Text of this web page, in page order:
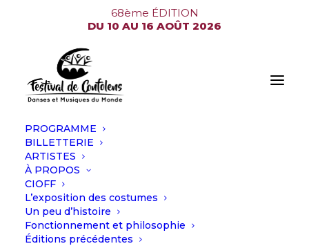
68ème ÉDITION
DU 10 AU 16 AOÛT 2026
PROGRAMME
BILLETTERIE
ARTISTES
À PROPOS
CIOFF
L’exposition des costumes
Un peu d’histoire
Fonctionnement et philosophie
Éditions précédentes
SITE DES RIBIÈRES -
ESPACE PARTENAIRES